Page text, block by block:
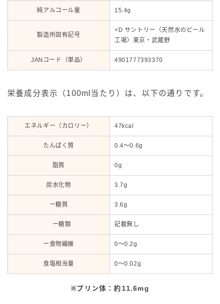
純アルコール量 15.4g
製造所固有記号
+D サントリー〈天然水のビール
工場〉東京・武蔵野
JANコード（単品） 4901777393370
栄養成分表示（100ml当たり）は、以下の通りです。
エネルギー（カロリー） 47kcal
たんぱく質 0.4～0.6g
脂質 0g
炭水化物 3.7g
ー糖質 3.6g
ー糖類 記載無し
ー食物繊維 0～0.2g
食塩相当量 0～0.02g
※プリン体：約11.6mg